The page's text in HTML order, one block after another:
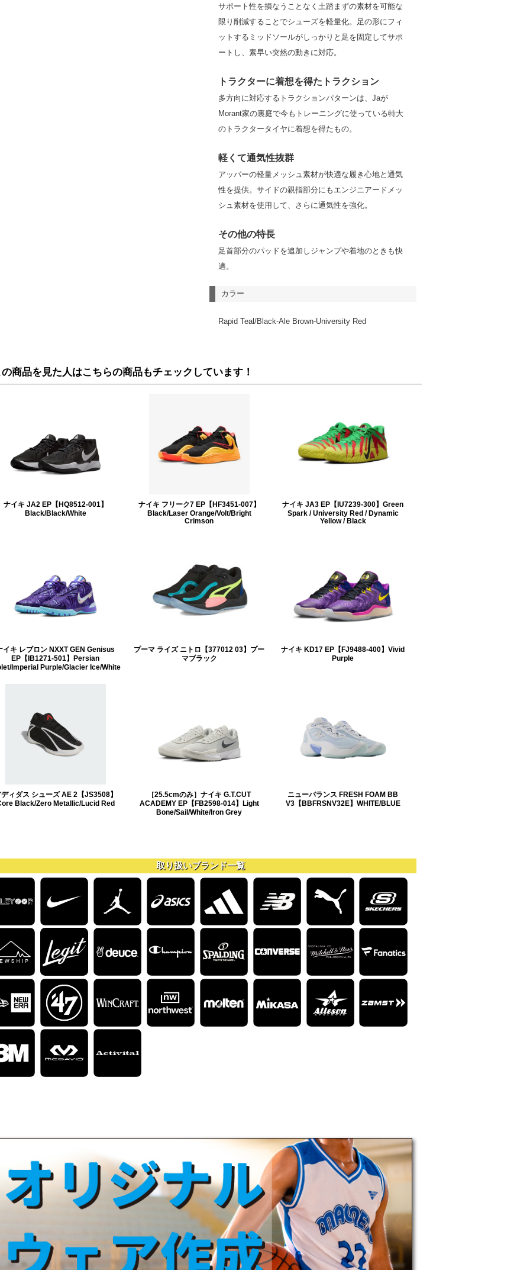
サポート性を損なうことなく土踏まずの素材を可能な
限り削減することでシューズを軽量化。足の形にフィ
ットするミッドソールがしっかりと足を固定してサポ
ートし、素早い突然の動きに対応。
トラクターに着想を得たトラクション
多方向に対応するトラクションパターンは、Jaが
Morant家の裏庭で今もトレーニングに使っている特大
のトラクタータイヤに着想を得たもの。
軽くて通気性抜群
アッパーの軽量メッシュ素材が快適な履き心地と通気
性を提供。サイドの親指部分にもエンジニアードメッ
シュ素材を使用して、さらに通気性を強化。
その他の特長
足首部分のパッドを追加しジャンプや着地のときも快
適。
カラー
Rapid Teal/Black-Ale Brown-University Red
商品を見た人はこちらの商品もチェックしています！
ナイキ JA2 EP【HQ8512-001】
Black/Black/White
ナイキ フリーク7 EP【HF3451-007】
Black/Laser Orange/Volt/Bright
Crimson
ナイキ JA3 EP【IU7239-300】Green
Spark / University Red / Dynamic
Yellow / Black
イキ レブロン NXXT GEN Genisus
EP【IB1271-501】Persian
Imperial Purple/Glacier Ice/White
プーマ ライズ ニトロ【377012 03】プー
マブラック
ナイキ KD17 EP【FJ9488-400】Vivid
Purple
ィダス シューズ AE 2【JS3508】
Black/Zero Metallic/Lucid Red
［25.5cmのみ］ナイキ G.T.CUT
ACADEMY EP【FB2598-014】Light
Bone/Sail/White/Iron Grey
ニューバランス FRESH FOAM BB
V3【BBFRSNV32E】WHITE/BLUE
取り扱いブランド一覧